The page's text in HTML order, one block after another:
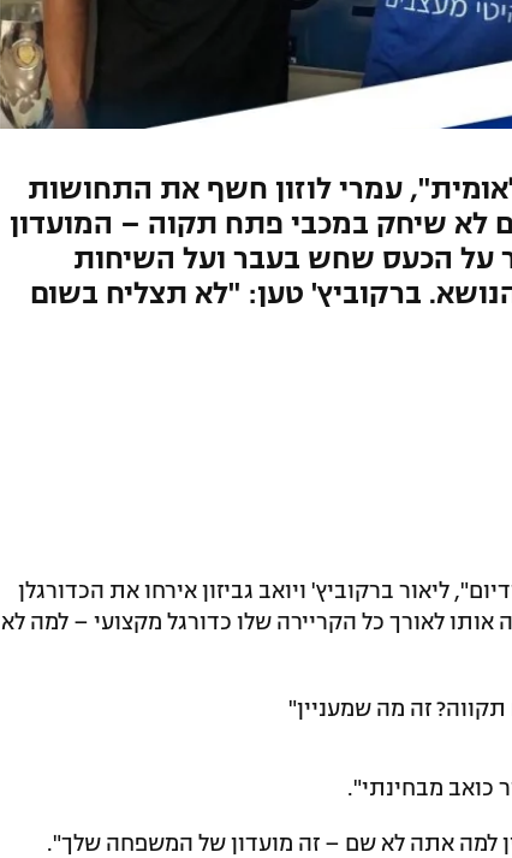
עמרי לוזון חשף את התחושות
לא שיחק במכבי פתח תקוה – המועדון
על הכעס שחש בעבר ועל השיחות
ברקוביץ' טען: "לא תצליח בשום
ליאור ברקוביץ' ויואב גביזון אירחו את הכדורגלן
אותו לאורך כל הקריירה שלו כדורגל מקצועי – למה לא
זה מה שמעניין"
כואב מבחינתי".
למה אתה לא שם – זה מועדון של המשפחה שלך".